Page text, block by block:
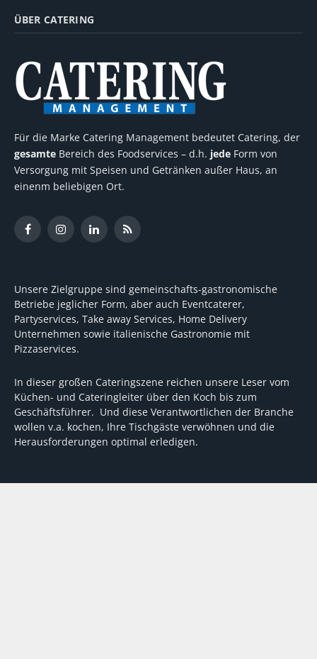
ÜBER CATERING
Für die Marke Catering Management bedeutet Catering, der
gesamte Bereich des Foodservices – d.h. jede Form von
Versorgung mit Speisen und Getränken außer Haus, an
einenm beliebigen Ort.
FacebookInstagramLinkedInRSS
Unsere Zielgruppe sind gemeinschafts-gastronomische
Betriebe jeglicher Form, aber auch Eventcaterer,
Partyservices, Take away Services, Home Delivery
Unternehmen sowie italienische Gastronomie mit
Pizzaservices.
In dieser großen Cateringszene reichen unsere Leser vom
Küchen- und Cateringleiter über den Koch bis zum
Geschäftsführer. Und diese Verantwortlichen der Branche
wollen v.a. kochen, Ihre Tischgäste verwöhnen und die
Herausforderungen optimal erledigen.